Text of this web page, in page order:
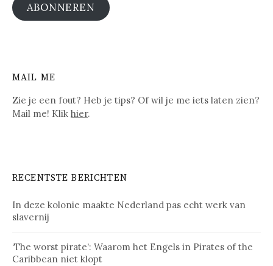
ABONNEREN
MAIL ME
Zie je een fout? Heb je tips? Of wil je me iets laten zien?
Mail me! Klik hier.
RECENTSTE BERICHTEN
In deze kolonie maakte Nederland pas echt werk van
slavernij
‘The worst pirate’: Waarom het Engels in Pirates of the
Caribbean niet klopt